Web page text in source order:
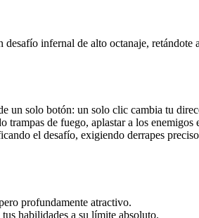
infernal de alto octanaje, retándote
un solo botón: un solo clic cambia tu
de fuego, aplastar a los enemigos
el desafío, exigiendo derrapes
profundamente atractivo.
habilidades a su límite absoluto.